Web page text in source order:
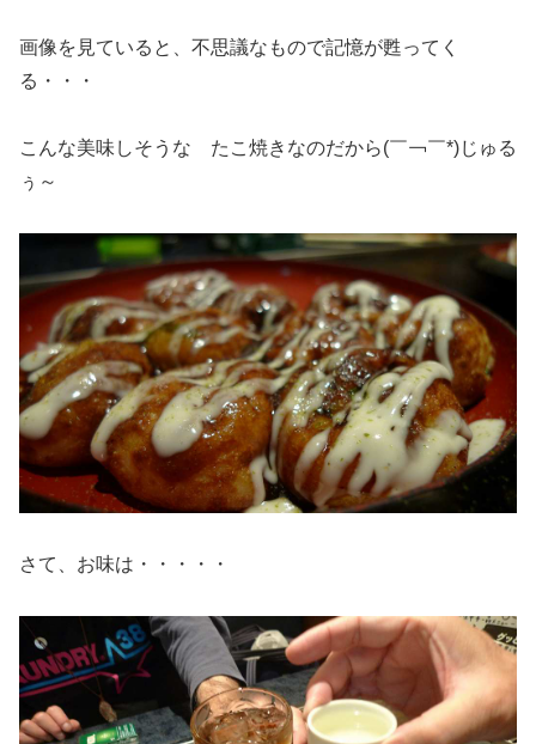
画像を見ていると、不思議なもので記憶が甦ってく
る・・・
こんな美味しそうな たこ焼きなのだから(￣￢￣*)じゅる
ぅ～
さて、お味は・・・・・